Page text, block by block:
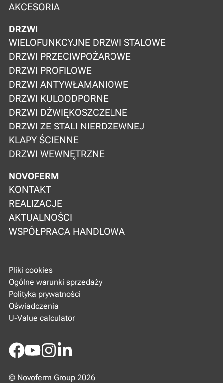
AKCESORIA
DRZWI
WIELOFUNKCYJNE DRZWI STALOWE
DRZWI PRZECIWPOŻAROWE
DRZWI PROFILOWE
DRZWI ANTYWŁAMANIOWE
DRZWI KULOODPORNE
DRZWI DŹWIĘKOSZCZELNE
DRZWI ZE STALI NIERDZEWNEJ
KLAPY ŚCIENNE
DRZWI WEWNĘTRZNE
NOVOFERM
KONTAKT
REALIZACJE
AKTUALNOŚCI
WSPÓŁPRACA HANDLOWA
Facebook
YoutubeInstagram
Pliki cookies
Ogólne warunki sprzedaży
Polityka prywatności
Oświadczenia
U-Value calculator
© Novoferm Group 2026